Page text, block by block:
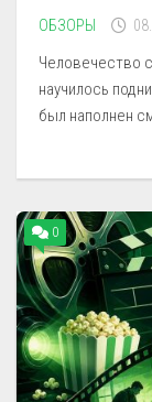
ОБЗОРЫ
Человечество
научилось
был наполнен
0